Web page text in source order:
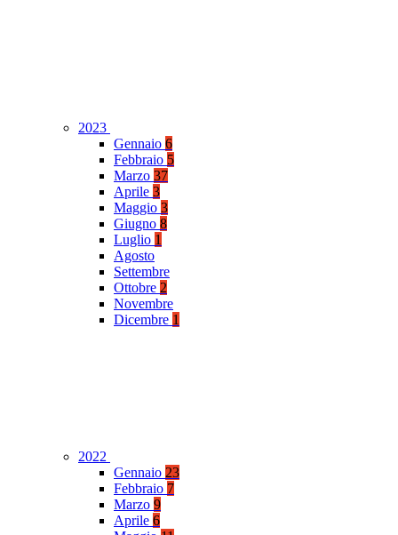
2023
Gennaio 6
Febbraio 5
Marzo 37
Aprile 3
Maggio 3
Giugno 8
Luglio 1
Agosto
Settembre
Ottobre 2
Novembre
Dicembre 1
2022
Gennaio 23
Febbraio 7
Marzo 9
Aprile 6